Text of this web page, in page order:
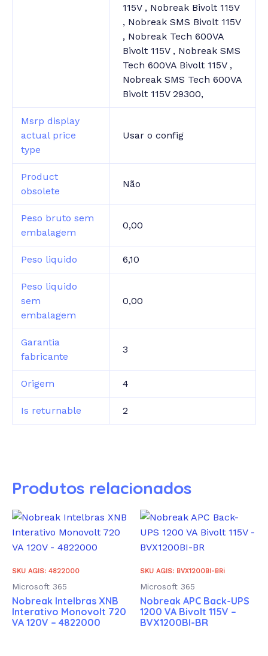
115V , Nobreak Bivolt 115V
, Nobreak SMS Bivolt 115V
, Nobreak Tech 600VA
Bivolt 115V , Nobreak SMS
Tech 600VA Bivolt 115V ,
Nobreak SMS Tech 600VA
Bivolt 115V 29300,
Msrp display
actual price
type
Usar o config
Product
obsolete
Não
Peso bruto sem
embalagem
0,00
Peso liquido 6,10
Peso liquido
sem
embalagem
0,00
Garantia
fabricante
3
Origem 4
Is returnable 2
Produtos relacionados
SKU AGIS: 4822000
Microsoft 365
Nobreak Intelbras XNB
Interativo Monovolt 720
VA 120V – 4822000
SKU AGIS: BVX1200BI-BRi
Microsoft 365
Nobreak APC Back-UPS
1200 VA Bivolt 115V –
BVX1200BI-BR